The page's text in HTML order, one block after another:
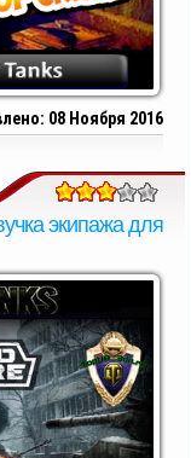
08 Ноября 2016
экипажа для